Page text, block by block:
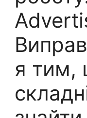
я тим,